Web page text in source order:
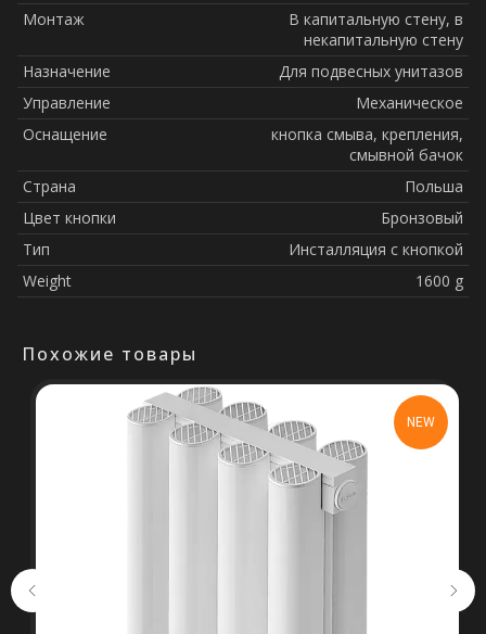
Монтаж
В капитальную стену, в
некапитальную стену
Назначение
Для подвесных унитазов
Управление
Механическое
Оснащение
кнопка смыва, крепления,
смывной бачок
Страна
Польша
Цвет кнопки
Бронзовый
Тип
Инсталляция с кнопкой
Weight
1600 g
Похожие товары
NEW
Остались вопросы?
Оставьте свои контакты. Наш
специалист свяжется с Вами в
кратчайшие сроки. Мы знаем